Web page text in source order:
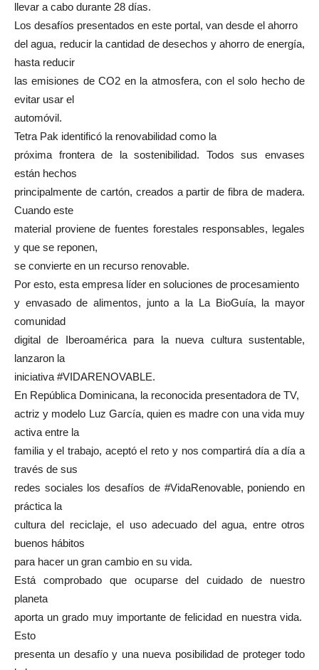
llevar a cabo durante 28 días.
Los desafíos presentados en este portal, van desde el ahorro
del agua, reducir la cantidad de desechos y ahorro de energía,
hasta reducir
las emisiones de CO2 en la atmosfera, con el solo hecho de
evitar usar el
automóvil.
Tetra Pak identificó la renovabilidad como la
próxima frontera de la sostenibilidad. Todos sus envases
están hechos
principalmente de cartón, creados a partir de fibra de madera.
Cuando este
material proviene de fuentes forestales responsables, legales
y que se reponen,
se convierte en un recurso renovable.
Por esto, esta empresa líder en soluciones de procesamiento
y envasado de alimentos, junto a la La BioGuía, la mayor
comunidad
digital de Iberoamérica para la nueva cultura sustentable,
lanzaron la
iniciativa #VIDARENOVABLE.
En República Dominicana, la reconocida presentadora de TV,
actriz y modelo Luz García, quien es madre con una vida muy
activa entre la
familia y el trabajo, aceptó el reto y nos compartirá día a día a
través de sus
redes sociales los desafíos de #VidaRenovable, poniendo en
práctica la
cultura del reciclaje, el uso adecuado del agua, entre otros
buenos hábitos
para hacer un gran cambio en su vida.
Está comprobado que ocuparse del cuidado de nuestro
planeta
aporta un grado muy importante de felicidad en nuestra vida.
Esto
presenta un desafío y una nueva posibilidad de proteger todo